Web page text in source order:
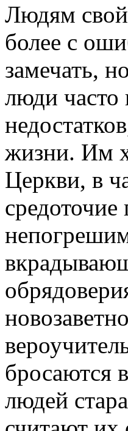
Людям
более с
замечать,
люди
жизни. Им
Церкви, в
бросаются
людей